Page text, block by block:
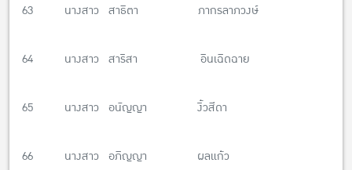
63 นางสาว สาธิตา ภากรลาภวงษ์
64 นางสาว สาริสา อินเฉิดฉาย
65 นางสาว อนัญญา งิ้วสีดา
66 นางสาว อภิญญา ผลแก้ว